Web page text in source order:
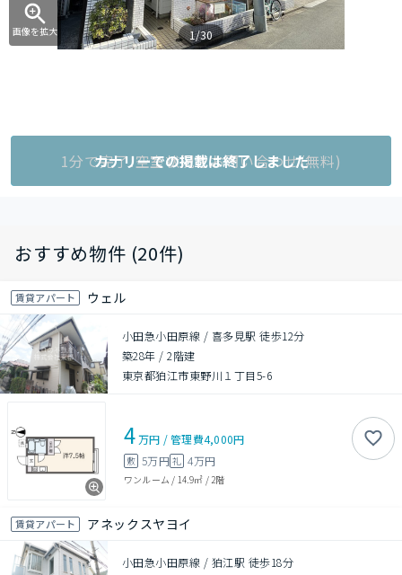
画像を拡大 1/30
1分で完了!空室状況をお問い合わせ(無料)
カナリーでの掲載は終了しました
おすすめ物件 (20件)
賃貸アパート ウェル
小田急小田原線 / 喜多見駅 徒歩12分
築28年 /2階建
東京都狛江市東野川１丁目5-6
4万円 /管理費4,000円
敷 5万円礼 4万円
ワンルーム / 14.9㎡ / 2階
賃貸アパート アネックスヤヨイ
小田急小田原線 / 狛江駅 徒歩18分